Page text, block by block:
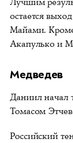
остается
Майами. Кроме
Акапулько и
Медведев
Даниил начал
Томасом
Российский